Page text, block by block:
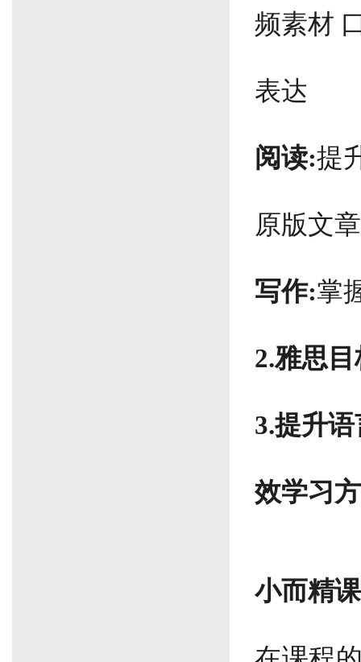
频素材
表达
阅读:提
原版文章
写作:掌
2.雅思目
3.提升
效学习
小而精